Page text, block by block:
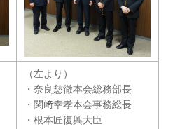
（左より）
・奈良慈徹本会総務部長
・関﨑幸孝本会事務総長
・根本匠復興大臣